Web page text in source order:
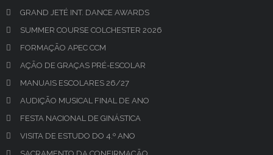
GRAND JETÉ INT. DANCE AWARDS
SUMMER COURSE COLCHESTER 2026
FORMAÇÃO APEC CCM
AÇÃO DE GRAÇAS PRÉ-ESCOLAR
MANUAIS ESCOLARES 26/27
AUDIÇÃO MUSICAL FINAL DE ANO
FESTA NACIONAL DE GINÁSTICA
VISITA DE ESTUDO DO 4.º ANO